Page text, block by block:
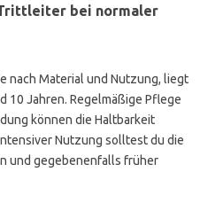
bei normaler
nach Material und Nutzung, liegt
10 Jahren. Regelmäßige Pflege
können die Haltbarkeit
Nutzung solltest du die
und gegebenenfalls früher